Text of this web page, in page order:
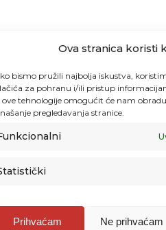
Ova stranica koristi
bismo pružili najbolja iskustva,
za pohranu i/ili pristup
ove tehnologije omogućit će nam
pregledavanja stranice.
Prihvaćam Ne prihvaćam
informacijama
osoba za unutarnje